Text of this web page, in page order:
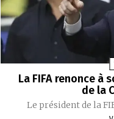
La FIFA renonce à
de la
Le président de la